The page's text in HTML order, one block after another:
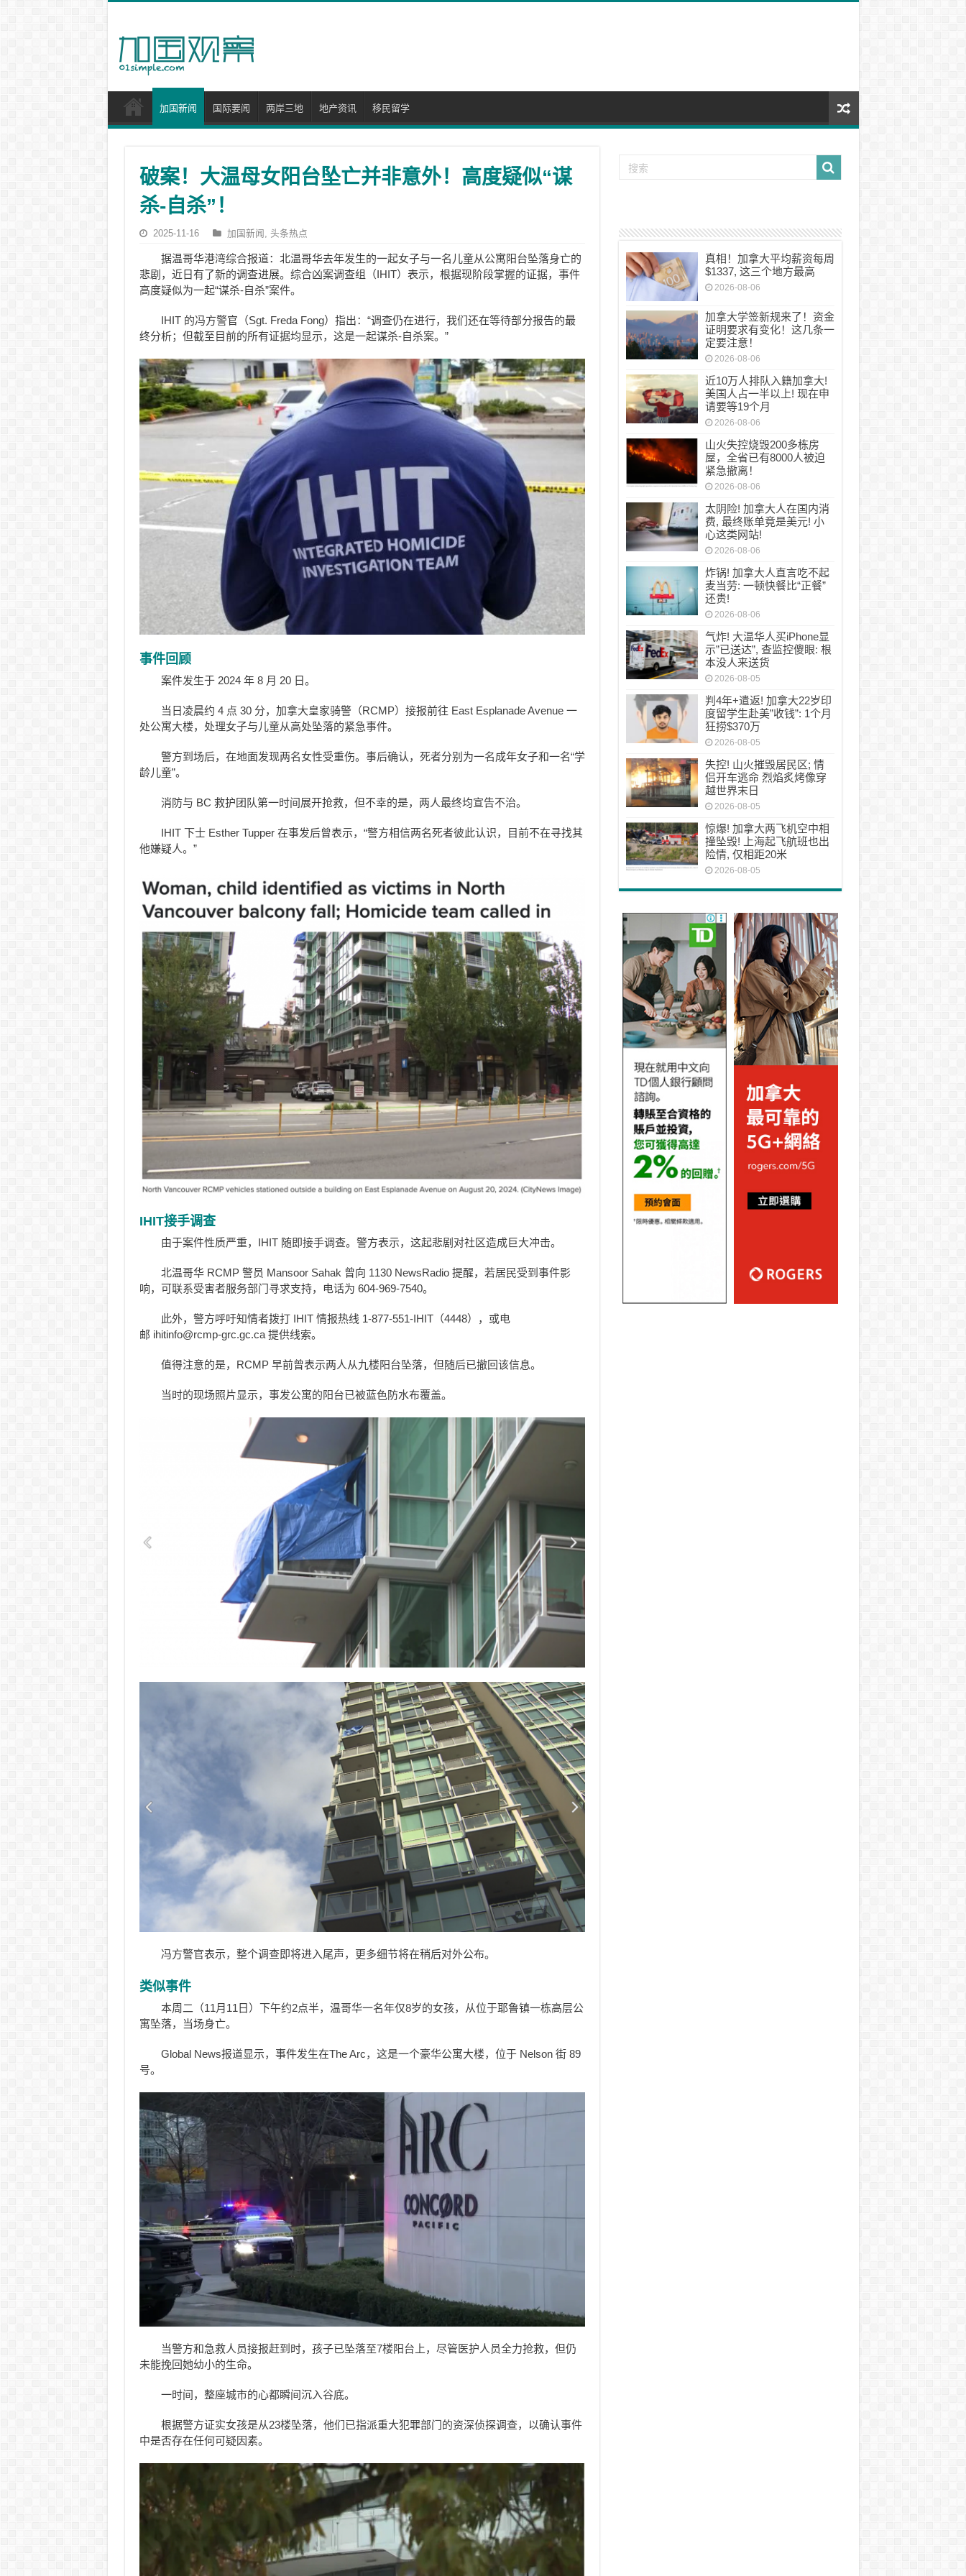
加国新闻 国际要闻 两岸三地 地产资讯 移民留学
破案！大温母女阳台坠亡并非意外！高度疑似“谋
杀-自杀”！
2025-11-16 加国新闻 , 头条热点
据温哥华港湾综合报道：北温哥华去年发生的一起女子与一名儿童从公寓阳台坠落身亡的
悲剧，近日有了新的调查进展。综合凶案调查组（IHIT）表示，根据现阶段掌握的证据，事件
高度疑似为一起“谋杀-自杀”案件。
IHIT 的冯方警官（Sgt. Freda Fong）指出：“调查仍在进行，我们还在等待部分报告的最
终分析；但截至目前的所有证据均显示，这是一起谋杀-自杀案。”
事件回顾
案件发生于 2024 年 8 月 20 日。
当日凌晨约 4 点 30 分，加拿大皇家骑警（RCMP）接报前往 East Esplanade Avenue 一
处公寓大楼，处理女子与儿童从高处坠落的紧急事件。
警方到场后，在地面发现两名女性受重伤。事后确认，死者分别为一名成年女子和一名“学
龄儿童”。
消防与 BC 救护团队第一时间展开抢救，但不幸的是，两人最终均宣告不治。
IHIT 下士 Esther Tupper 在事发后曾表示，“警方相信两名死者彼此认识，目前不在寻找其
他嫌疑人。”
IHIT接手调查
由于案件性质严重，IHIT 随即接手调查。警方表示，这起悲剧对社区造成巨大冲击。
北温哥华 RCMP 警员 Mansoor Sahak 曾向 1130 NewsRadio 提醒，若居民受到事件影
响，可联系受害者服务部门寻求支持，电话为 604-969-7540。
此外，警方呼吁知情者拨打 IHIT 情报热线 1-877-551-IHIT（4448），或电
邮 ihitinfo@rcmp-grc.gc.ca 提供线索。
值得注意的是，RCMP 早前曾表示两人从九楼阳台坠落，但随后已撤回该信息。
当时的现场照片显示，事发公寓的阳台已被蓝色防水布覆盖。
冯方警官表示，整个调查即将进入尾声，更多细节将在稍后对外公布。
类似事件
本周二（11月11日）下午约2点半，温哥华一名年仅8岁的女孩，从位于耶鲁镇一栋高层公
寓坠落，当场身亡。
Global News报道显示，事件发生在The Arc，这是一个豪华公寓大楼，位于 Nelson 街 89
号。
当警方和急救人员接报赶到时，孩子已坠落至7楼阳台上，尽管医护人员全力抢救，但仍
未能挽回她幼小的生命。
一时间，整座城市的心都瞬间沉入谷底。
根据警方证实女孩是从23楼坠落，他们已指派重大犯罪部门的资深侦探调查，以确认事件
中是否存在任何可疑因素。
真相！加拿大平均薪资每周
$1337, 这三个地方最高
2026-08-06
加拿大学签新规来了！资金
证明要求有变化！这几条一
定要注意！
2026-08-06
近10万人排队入籍加拿大!
美国人占一半以上! 现在申
请要等19个月
2026-08-06
山火失控烧毁200多栋房
屋，全省已有8000人被迫
紧急撤离！
2026-08-06
太阴险! 加拿大人在国内消
费, 最终账单竟是美元! 小
心这类网站!
2026-08-06
炸锅! 加拿大人直言吃不起
麦当劳: 一顿快餐比“正餐”
还贵!
2026-08-06
气炸! 大温华人买iPhone显
示”已送达”, 查监控傻眼: 根
本没人来送货
2026-08-05
判4年+遣返! 加拿大22岁印
度留学生赴美”收钱”: 1个月
狂捞$370万
2026-08-05
失控! 山火摧毁居民区; 情
侣开车逃命 烈焰炙烤像穿
越世界末日
2026-08-05
惊爆! 加拿大两飞机空中相
撞坠毁! 上海起飞航班也出
险情, 仅相距20米
2026-08-05